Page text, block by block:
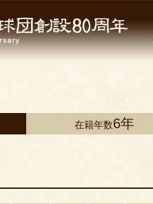
在籍年数6年